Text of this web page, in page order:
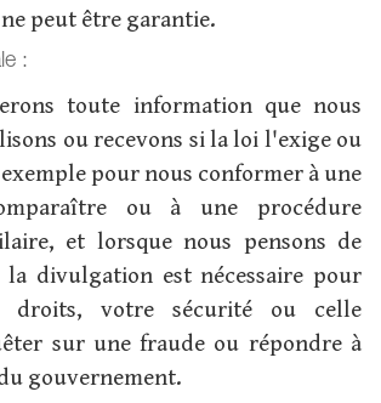
peut être garantie.
:
toute information que nous
ou recevons si la loi l'exige ou
pour nous conformer à une
ou à une procédure
et lorsque nous pensons de
divulgation est nécessaire pour
droits, votre sécurité ou celle
sur une fraude ou répondre à
gouvernement.